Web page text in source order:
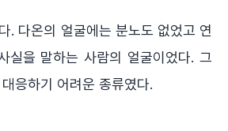
. 다온의 얼굴에는 분노도 없었고 연
실을 말하는 사람의 얼굴이었다. 그
응하기 어려운 종류였다.